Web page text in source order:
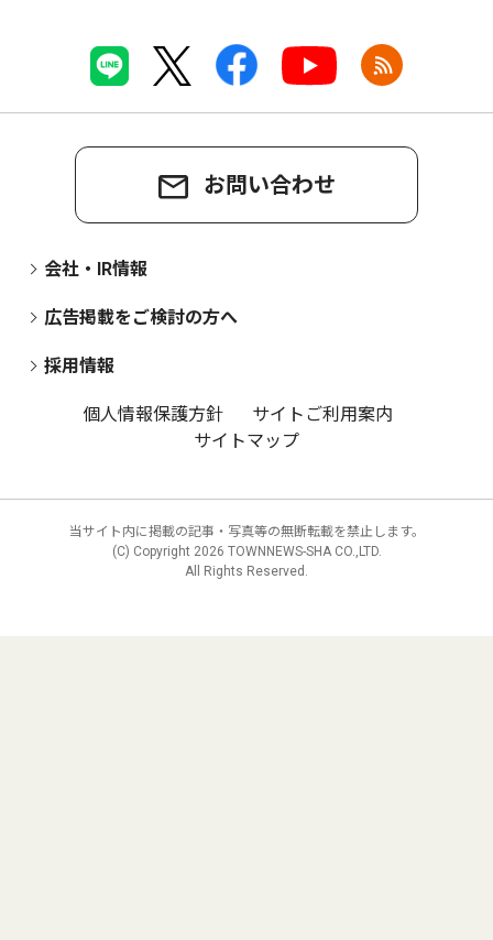
お問い合わせ
会社・IR情報
広告掲載をご検討の方へ
採用情報
個人情報保護方針
サイトご利用案内
サイトマップ
当サイト内に掲載の記事・写真等の無断転載を禁止します。
(C) Copyright 2026 TOWNNEWS-SHA CO.,LTD.
All Rights Reserved.